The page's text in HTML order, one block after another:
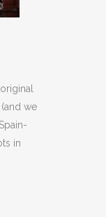
we
in